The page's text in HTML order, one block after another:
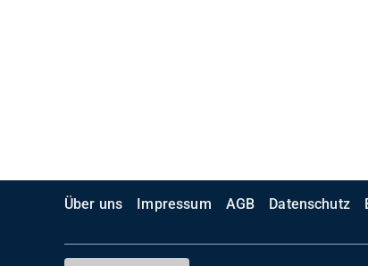
Über uns Impressum AGB Datenschutz